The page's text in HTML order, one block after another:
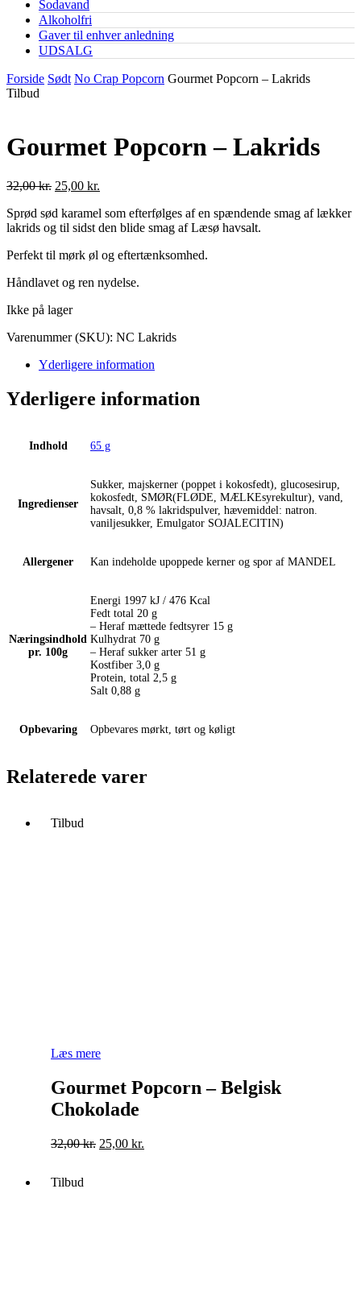
Sodavand
Alkoholfri
Gaver til enhver anledning
UDSALG
Forside Sødt No Crap Popcorn Gourmet Popcorn – Lakrids
Tilbud
Gourmet Popcorn – Lakrids
32,00kr. Original
was:
32,00 kr..
25,00 kr.
is:
25,00 kr..
Sprød sød karamel som efterfølges af en spændende smag af lækker
lakrids og til sidst den blide smag af Læsø havsalt.
Perfekt til mørk øl og eftertænksomhed.
Håndlavet og ren nydelse.
Ikke på lager
Varenummer (SKU): NC Lakrids
Yderligere information
Yderligere information
Indhold 65 g
Ingredienser
Sukker, majskerner (poppet i kokosfedt), glucosesirup,
kokosfedt, SMØR(FLØDE, MÆLKEsyrekultur), vand,
havsalt, 0,8 % lakridspulver, hævemiddel: natron.
vaniljesukker, Emulgator SOJALECITIN)
Allergener Kan indeholde upoppede kerner og spor af MANDEL
Næringsindhold
pr. 100g
Energi 1997 kJ / 476 Kcal
Fedt total 20 g
– Heraf mættede fedtsyrer 15 g
Kulhydrat 70 g
– Heraf sukker arter 51 g
Kostfiber 3,0 g
Protein, total 2,5 g
Salt 0,88 g
Opbevaring Opbevares mørkt, tørt og køligt
Relaterede varer
Tilbud
Læs mere
Gourmet Popcorn – Belgisk
Chokolade
32,00kr. Original
25,00 kr.
Tilbud